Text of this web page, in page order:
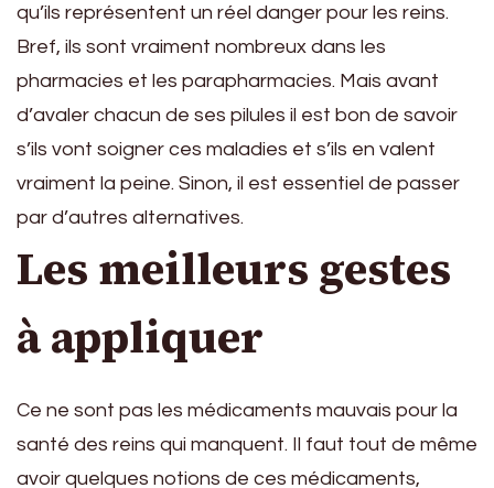
qu’ils représentent un réel danger pour les reins.
Bref, ils sont vraiment nombreux dans les
pharmacies et les parapharmacies. Mais avant
d’avaler chacun de ses pilules il est bon de savoir
s’ils vont soigner ces maladies et s’ils en valent
vraiment la peine. Sinon, il est essentiel de passer
par d’autres alternatives.
Les meilleurs gestes
à appliquer
Ce ne sont pas les médicaments mauvais pour la
santé des reins qui manquent. Il faut tout de même
avoir quelques notions de ces médicaments,